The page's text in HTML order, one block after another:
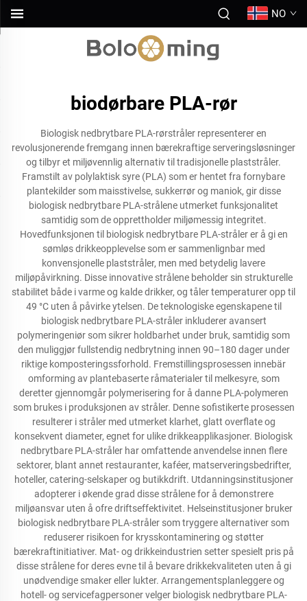
NO
biodørbare PLA-rør
Biologisk nedbrytbare PLA-rørstråler representerer en
revolusjonerende fremgang innen bærekraftige serveringsløsninger
og tilbyr et miljøvennlig alternativ til tradisjonelle plaststråler.
Framstilt av polylaktisk syre (PLA) som er hentet fra fornybare
plantekilder som maisstivelse, sukkerrør og maniok, gir disse
biologisk nedbrytbare PLA-strålene utmerket funksjonalitet
samtidig som de opprettholder miljømessig integritet.
Hovedfunksjonen til biologisk nedbrytbare PLA-stråler er å gi en
sømløs drikkeopplevelse som er sammenlignbar med
konvensjonelle plaststråler, men med betydelig lavere
miljøpåvirkning. Disse innovative strålene beholder sin strukturelle
stabilitet både i varme og kalde drikker, og tåler temperaturer opp til
49 °C uten å påvirke ytelsen. De teknologiske egenskapene til
biologisk nedbrytbare PLA-stråler inkluderer avansert
polymeringeniør som sikrer holdbarhet under bruk, samtidig som
den muliggjør fullstendig nedbrytning innen 90–180 dager under
riktige komposteringssforhold. Fremstillingsprosessen innebär
omforming av plantebaserte råmaterialer til melkesyre, som
deretter gjennomgår polymerisering for å danne PLA-polymeren
som brukes i produksjonen av stråler. Denne sofistikerte prosessen
resulterer i stråler med utmerket klarhet, glatt overflate og
konsekvent diameter, egnet for ulike drikkeapplikasjoner. Biologisk
nedbrytbare PLA-stråler har omfattende anvendelse innen flere
sektorer, blant annet restauranter, kaféer, matserveringsbedrifter,
hoteller, catering-selskaper og butikkdrift. Utdanningsinstitusjoner
adopterer i økende grad disse strålene for å demonstrere
miljøansvar uten å ofre driftseffektivitet. Helseinstitusjoner bruker
biologisk nedbrytbare PLA-stråler som tryggere alternativer som
reduserer risikoen for krysskontaminering og støtter
bærekraftinitiativer. Mat- og drikkeindustrien setter spesielt pris på
disse strålene for deres evne til å bevare drikkekvaliteten uten å gi
unødvendige smaker eller lukter. Arrangementsplanleggere og
hotell- og servicefagpersoner velger biologisk nedbrytbare PLA-